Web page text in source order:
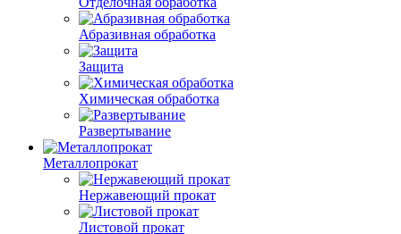
Абразивная обработка
Защита
Химическая обработка
Развертывание
Металлопрокат
Нержавеющий прокат
Листовой прокат